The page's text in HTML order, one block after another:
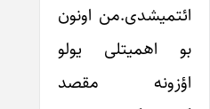
ائتمیشدی.من اونون
بو اهمیتلی یولو
اؤزونه مقصد